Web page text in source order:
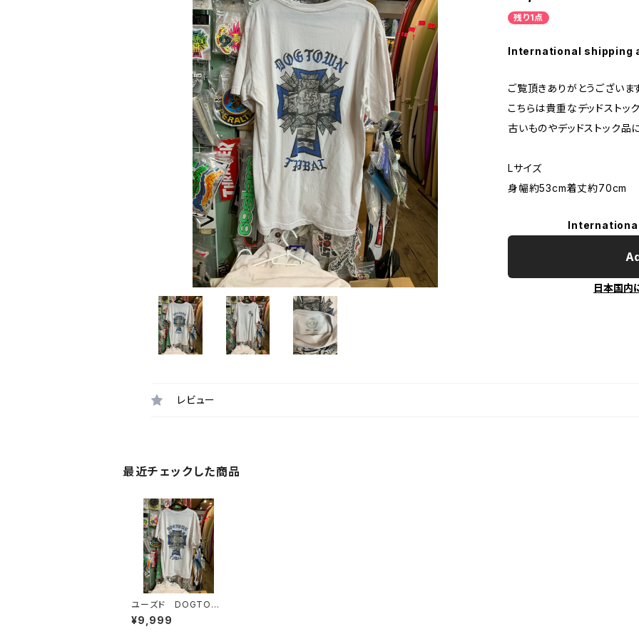
残り1点
International shipping
ご覧頂きありがとうございま
こちらは貴重なデッドストック
古いものやデッドストック品
Lサイズ
身幅約53cm着丈約70cm
日本国内
レビュー
最近チェックした商品
ユーズド DOGTOW
N TRIBAL メンズTシャ
ツ
¥9,999